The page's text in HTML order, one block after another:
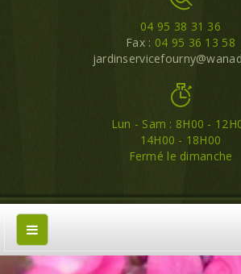
04 95 38 31 36
Fax : 04 95 36 13 58
Lun - Sam : 8H00 -
14H00 - 18H00
Fermé le dimanche